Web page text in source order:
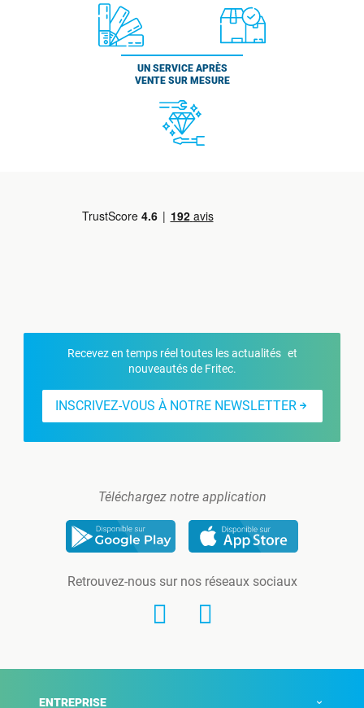
UN SERVICE APRÈS
VENTE SUR MESURE
Recevez en temps réel toutes les actualités et
nouveautés de Fritec.
INSCRIVEZ-VOUS À NOTRE NEWSLETTER
Téléchargez notre application
Retrouvez-nous sur nos réseaux sociaux
ENTREPRISE